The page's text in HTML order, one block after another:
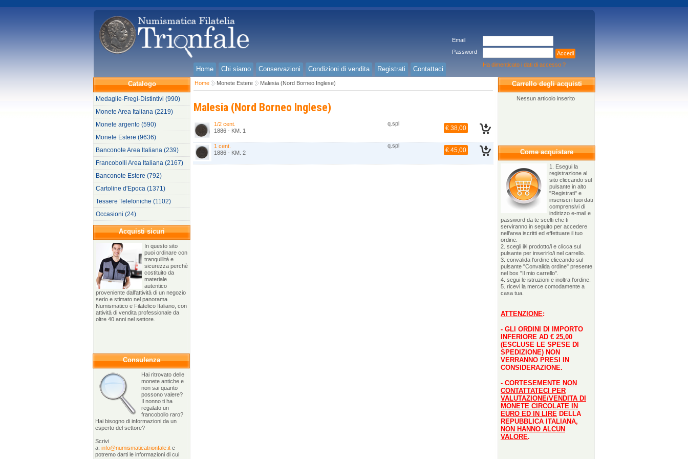
Email
Password
Accedi
Ha dimenticato i dati di accesso ?
Home Chi siamo Conservazioni Condizioni di vendita Registrati
Contattaci
Catalogo
Medaglie-Fregi-Distintivi (990)
Monete Area Italiana (2219)
Monete argento (590)
Monete Estere (9636)
Banconote Area Italiana (239)
Francobolli Area Italiana (2167)
Banconote Estere (792)
Cartoline d'Epoca (1371)
Tessere Telefoniche (1102)
Occasioni (24)
Acquisti sicuri
In questo sito
puoi ordinare con
tranquillità e
sicurezza perchè
costituito da
materiale
autentico
proveniente dall'attività di un negozio
serio e stimato nel panorama
Numismatico e Filatelico Italiano, con
attività di vendita professionale da
oltre 40 anni nel settore.
Consulenza
Hai ritrovato delle
monete antiche e
non sai quanto
possono valere?
Il nonno ti ha
regalato un
francobollo raro?
Hai bisogno di informazioni da un
esperto del settore?
Scrivi
a: info@numismaticatrionfale.it e
potremo darti le informazioni di cui
Carrello degli acquisti
Nessun articolo inserito
Come acquistare
1. Esegui la
registrazione al
sito cliccando sul
pulsante in alto
"Registrati" e
inserisci i tuoi dati
comprensivi di
indirizzo e-mail e
password da te scelti che ti
serviranno in seguito per accedere
nell'area iscritti ed effettuare il tuo
ordine.
2. scegli il/i prodotto/i e clicca sul
pulsante per inserirlo/i nel carrello.
3. convalida l'ordine cliccando sul
pulsante "Convalida ordine" presente
nel box "Il mio carrello".
4. segui le istruzioni e inoltra l'ordine.
5. ricevi la merce comodamente a
casa tua.
ATTENZIONE:
- GLI ORDINI DI IMPORTO
INFERIORE AD € 25,00
(ESCLUSE LE SPESE DI
SPEDIZIONE) NON
VERRANNO PRESI IN
CONSIDERAZIONE.
- CORTESEMENTE NON
CONTATTATECI PER
VALUTAZIONE/VENDITA DI
MONETE CIRCOLATE IN
EURO ED IN LIRE DELLA
REPUBBLICA ITALIANA,
NON HANNO ALCUN
VALORE.
Home Monete Estere Malesia (Nord Borneo Inglese)
Malesia (Nord Borneo Inglese)
1/2 cent.
q.spl
1886 - KM. 1
€ 38,00
1 cent.
q.spl
1886 - KM. 2
€ 45,00